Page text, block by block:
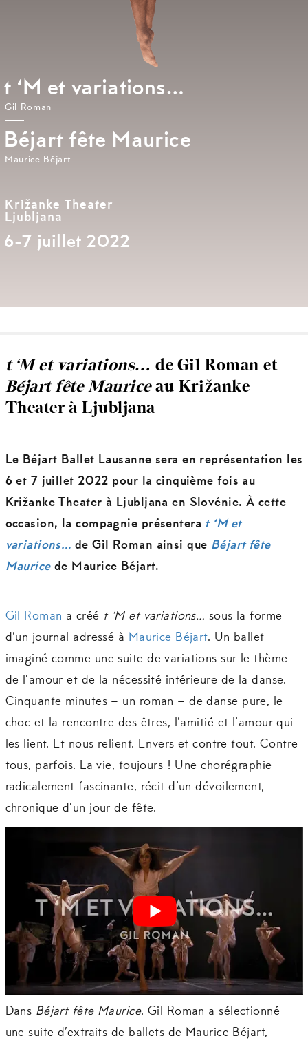
t ‘M et variations…
Gil Roman
Béjart fête Maurice
Maurice Béjart
Križanke Theater
Ljubljana
6-7 juillet 2022
t ‘M et variations… de Gil Roman et
Béjart fête Mauriceau Križanke
Theater à Ljubljana
Le Béjart Ballet Lausanne sera en représentation les
6 et 7 juillet 2022 pour la cinquième fois au
Križanke Theater à Ljubljana en Slovénie. À cette
occasion, la compagnie présentera t ‘M et
variations… de Gil Roman ainsi que Béjart fête
Mauricede Maurice Béjart.
Gil Roman a créé t ‘M et variations… sous la forme
d’un journal adressé à Maurice Béjart. Un ballet
imaginé comme une suite de variations sur le thème
de l’amour et de la nécessité intérieure de la danse.
Cinquante minutes – un roman – de danse pure, le
choc et la rencontre des êtres, l’amitié et l’amour qui
les lient. Et nous relient. Envers et contre tout. Contre
tous, parfois. La vie, toujours ! Une chorégraphie
radicalement fascinante, récit d’un dévoilement,
chronique d’un jour de fête.
Dans Béjart fête Maurice, Gil Roman a sélectionné
une suite d’extraits de ballets de Maurice Béjart,